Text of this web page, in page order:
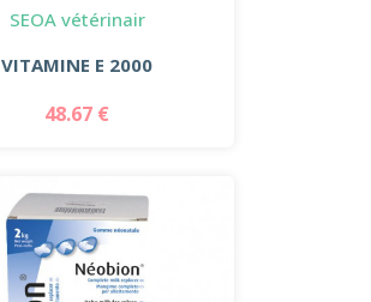
SEOA vétérinair
VITAMINE E 2000
48.67 €